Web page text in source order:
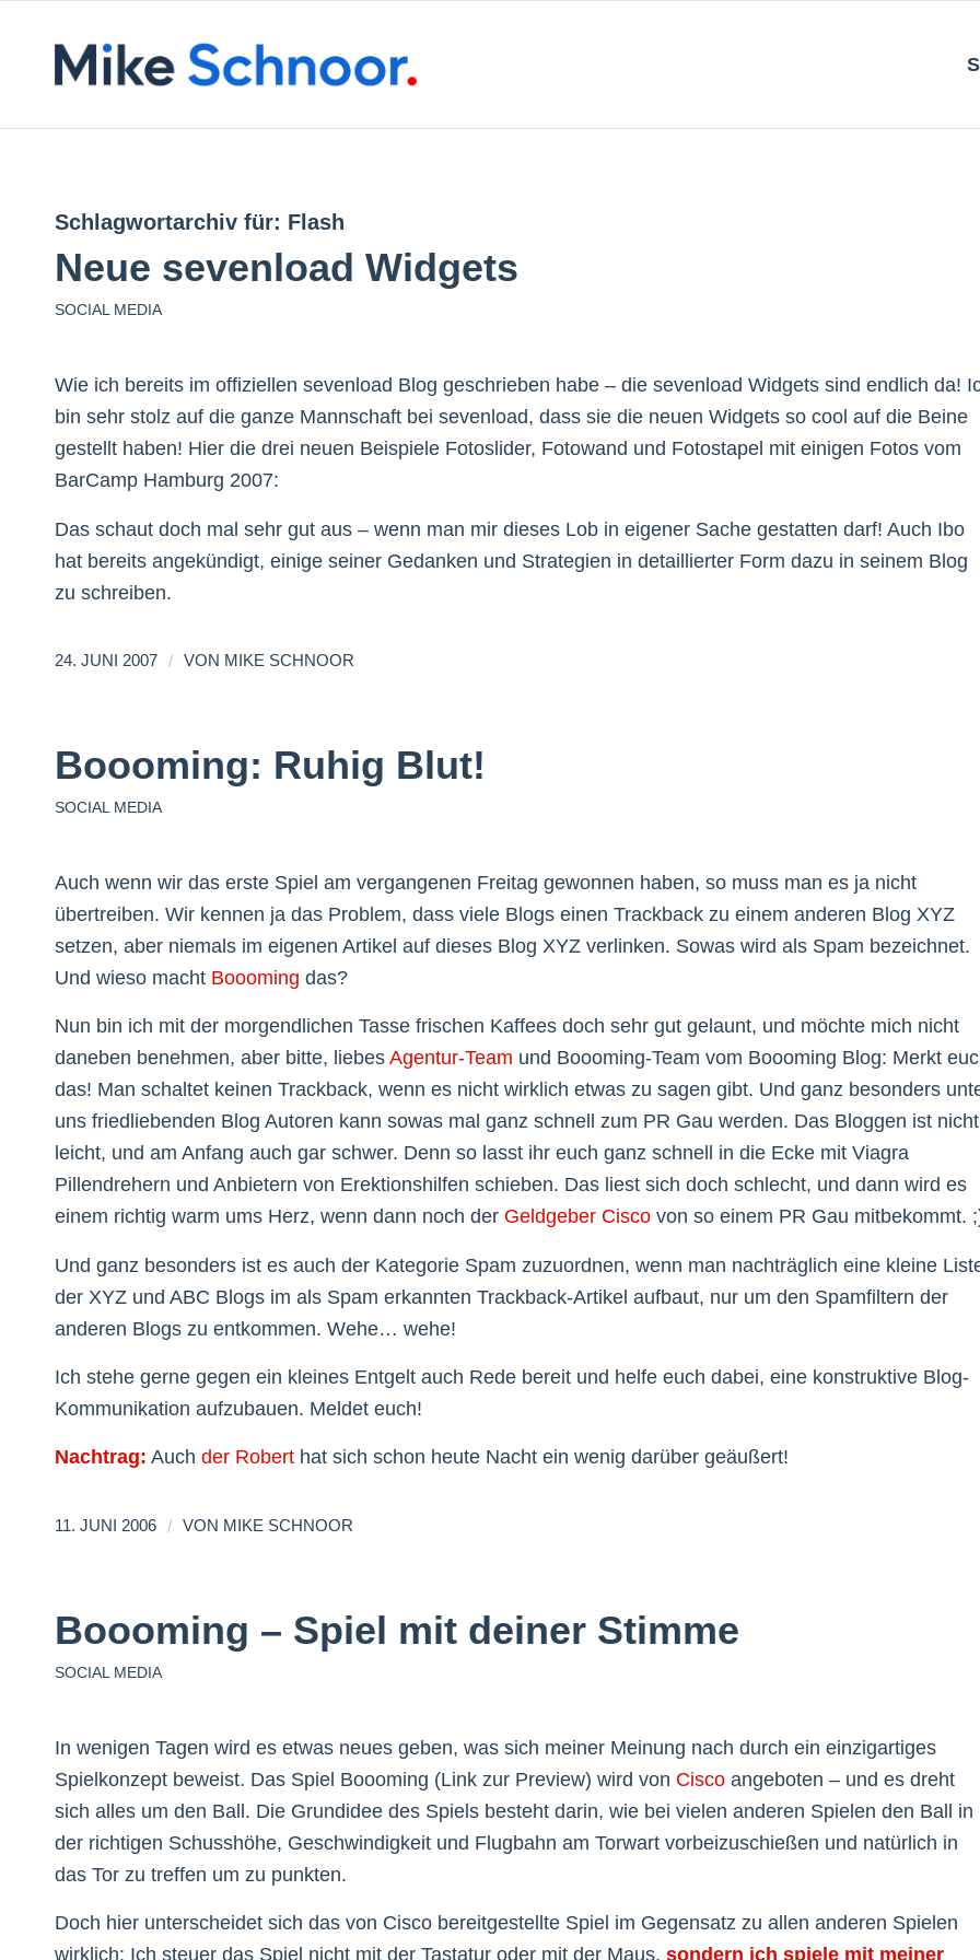
Schlagwortarchiv für: Flash
Neue sevenload Widgets
SOCIAL MEDIA
Wie ich bereits im offiziellen sevenload Blog geschrieben habe – die sevenload Widgets sind endlich da!
bin sehr stolz auf die ganze Mannschaft bei sevenload, dass sie die neuen Widgets so cool auf die Beine
gestellt haben! Hier die drei neuen Beispiele Fotoslider, Fotowand und Fotostapel mit einigen Fotos vom
BarCamp Hamburg 2007:
Das schaut doch mal sehr gut aus – wenn man mir dieses Lob in eigener Sache gestatten darf! Auch Ibo
hat bereits angekündigt, einige seiner Gedanken und Strategien in detaillierter Form dazu in seinem Blog
zu schreiben.
24. JUNI 2007 / VON MIKE SCHNOOR
Boooming: Ruhig Blut!
SOCIAL MEDIA
Auch wenn wir das erste Spiel am vergangenen Freitag gewonnen haben, so muss man es ja nicht
übertreiben. Wir kennen ja das Problem, dass viele Blogs einen Trackback zu einem anderen Blog XYZ
setzen, aber niemals im eigenen Artikel auf dieses Blog XYZ verlinken. Sowas wird als Spam bezeichnet.
Und wieso macht Boooming das?
Nun bin ich mit der morgendlichen Tasse frischen Kaffees doch sehr gut gelaunt, und möchte mich nicht
daneben benehmen, aber bitte, liebes Agentur-Team und Boooming-Team vom Boooming Blog: Merkt
das! Man schaltet keinen Trackback, wenn es nicht wirklich etwas zu sagen gibt. Und ganz besonders
uns friedliebenden Blog Autoren kann sowas mal ganz schnell zum PR Gau werden. Das Bloggen ist nicht
leicht, und am Anfang auch gar schwer. Denn so lasst ihr euch ganz schnell in die Ecke mit Viagra
Pillendrehern und Anbietern von Erektionshilfen schieben. Das liest sich doch schlecht, und dann wird es
einem richtig warm ums Herz, wenn dann noch der Geldgeber Cisco von so einem PR Gau mitbekommt.
Und ganz besonders ist es auch der Kategorie Spam zuzuordnen, wenn man nachträglich eine kleine
der XYZ und ABC Blogs im als Spam erkannten Trackback-Artikel aufbaut, nur um den Spamfiltern der
anderen Blogs zu entkommen. Wehe… wehe!
Ich stehe gerne gegen ein kleines Entgelt auch Rede bereit und helfe euch dabei, eine konstruktive Blog-
Kommunikation aufzubauen. Meldet euch!
Nachtrag: Auch der Robert hat sich schon heute Nacht ein wenig darüber geäußert!
11. JUNI 2006 / VON MIKE SCHNOOR
Boooming – Spiel mit deiner Stimme
SOCIAL MEDIA
In wenigen Tagen wird es etwas neues geben, was sich meiner Meinung nach durch ein einzigartiges
Spielkonzept beweist. Das Spiel Boooming (Link zur Preview) wird von Cisco angeboten – und es dreht
sich alles um den Ball. Die Grundidee des Spiels besteht darin, wie bei vielen anderen Spielen den Ball in
der richtigen Schusshöhe, Geschwindigkeit und Flugbahn am Torwart vorbeizuschießen und natürlich in
das Tor zu treffen um zu punkten.
Doch hier unterscheidet sich das von Cisco bereitgestellte Spiel im Gegensatz zu allen anderen Spielen
wirklich: Ich steuer das Spiel nicht mit der Tastatur oder mit der Maus, sondern ich spiele mit meiner